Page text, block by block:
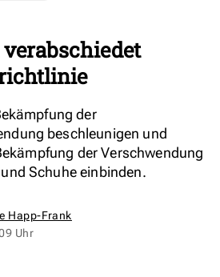
der
beschleunigen und
der Verschwendung
Schuhe einbinden.
Happ-Frank
Uhr